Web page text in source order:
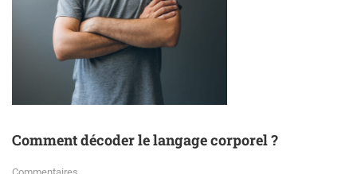
Comment décoder le langage corporel ?